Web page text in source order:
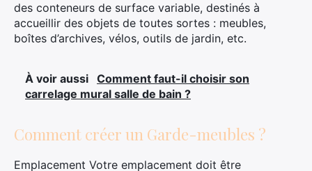
des conteneurs de surface variable, destinés à
accueillir des objets de toutes sortes : meubles,
boîtes d’archives, vélos, outils de jardin, etc.
À voir aussi Comment faut-il choisir son
carrelage mural salle de bain ?
Comment créer un Garde-meubles ?
Emplacement Votre emplacement doit être